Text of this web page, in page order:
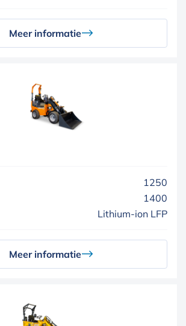
Meer informatie
1250
1400
Lithium-ion LFP
Meer informatie